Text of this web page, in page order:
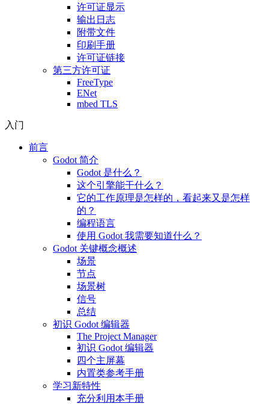
许可证显示
输出日志
附带文件
印刷手册
许可证链接
第三方许可证
FreeType
ENet
mbed TLS
入门
前言
Godot 简介
Godot 是什么？
这个引擎能干什么？
它的工作原理是怎样的，看起来又是怎样
的？
编程语言
使用 Godot 我需要知道什么？
Godot 关键概念概述
场景
节点
场景树
信号
总结
初识 Godot 编辑器
The Project Manager
初识 Godot 编辑器
四个主屏幕
内置类参考手册
学习新特性
充分利用本手册